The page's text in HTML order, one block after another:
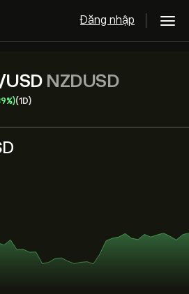
Đăng nhập
USDNZDUSD
(1D)